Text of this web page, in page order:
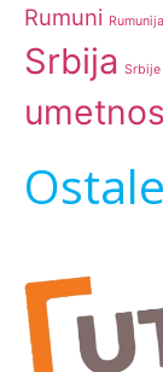
Rumuni Rumunija
Srbija Srbije